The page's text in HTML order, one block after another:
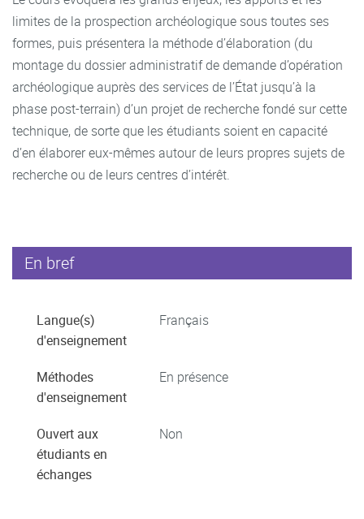
limites de la prospection archéologique sous toutes ses
formes, puis présentera la méthode d’élaboration (du
montage du dossier administratif de demande d’opération
archéologique auprès des services de l’État jusqu’à la
phase post-terrain) d’un projet de recherche fondé sur cette
technique, de sorte que les étudiants soient en capacité
d’en élaborer eux-mêmes autour de leurs propres sujets de
recherche ou de leurs centres d’intérêt.
En bref
Langue(s)
d'enseignement
Français
Méthodes
d'enseignement
En présence
Ouvert aux
étudiants en
échanges
Non